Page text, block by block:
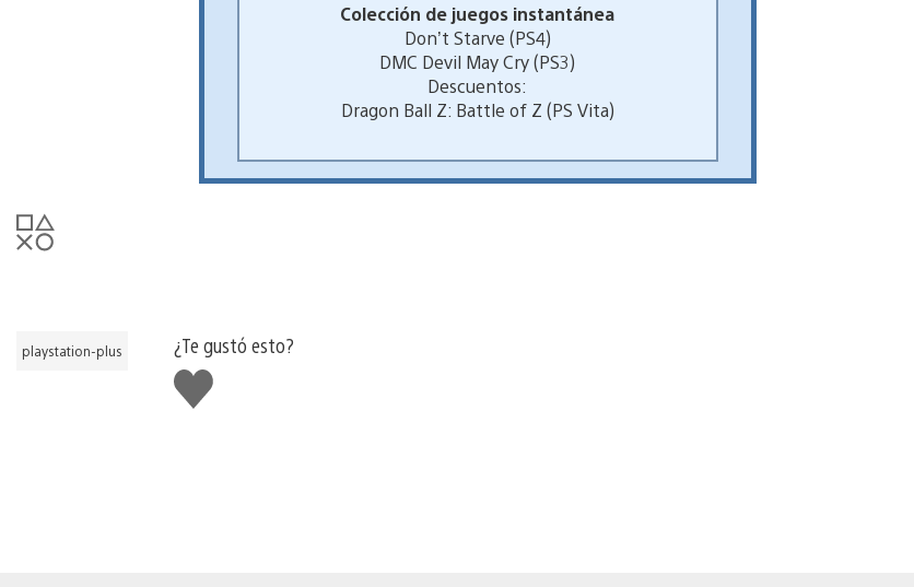
Colección de juegos instantánea
Don’t Starve (PS4)
DMC Devil May Cry (PS3)
Descuentos:
Dragon Ball Z: Battle of Z (PS Vita)
playstation-plus
¿Te gustó esto?
Me
gusta